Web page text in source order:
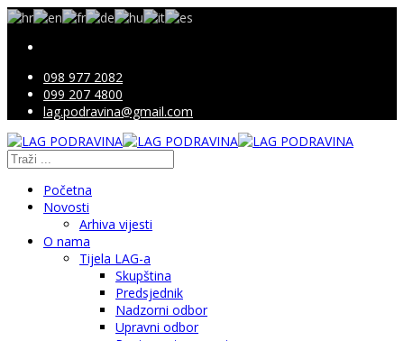
098 977 2082
099 207 4800
lag.podravina@gmail.com
Početna
Novosti
Arhiva vijesti
O nama
Tijela LAG-a
Skupština
Predsjednik
Nadzorni odbor
Upravni odbor